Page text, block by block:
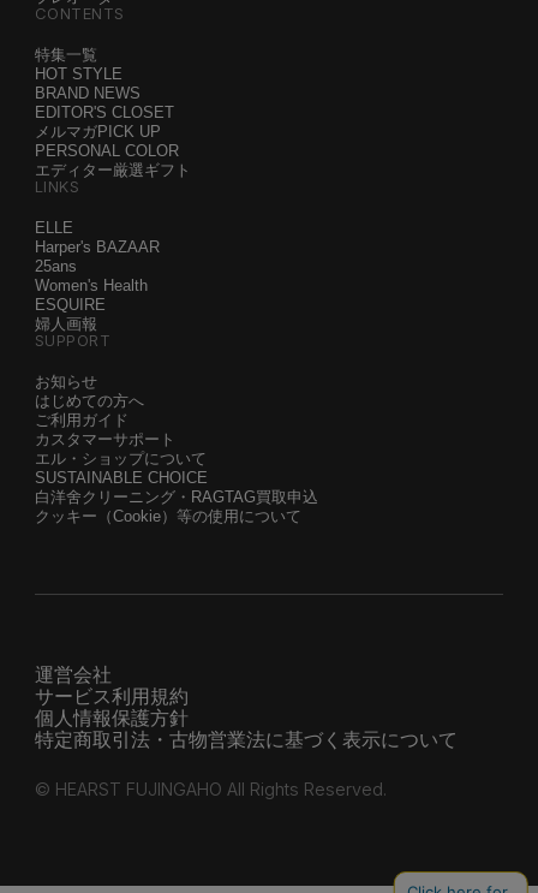
CONTENTS
特集一覧
HOT STYLE
BRAND NEWS
EDITOR'S CLOSET
メルマガPICK UP
PERSONAL COLOR
エディター厳選ギフト
LINKS
ELLE
Harper's BAZAAR
25ans
Women's Health
ESQUIRE
婦人画報
SUPPORT
お知らせ
はじめての方へ
ご利用ガイド
カスタマーサポート
エル・ショップについて
SUSTAINABLE CHOICE
白洋舍クリーニング・RAGTAG買取申込
クッキー（Cookie）等の使用について
運営会社
サービス利用規約
個人情報保護方針
特定商取引法・古物営業法に基づく表示について
© HEARST FUJINGAHO All Rights Reserved.